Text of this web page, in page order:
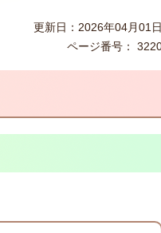
更新日：2026年04月01日
ページ番号：